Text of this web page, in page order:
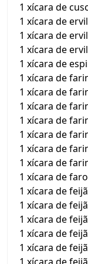
1 xícara de
1 xícara de
1 xícara de
1 xícara de
1 xícara de
1 xícara de
1 xícara de
1 xícara de
1 xícara de
1 xícara de
1 xícara de
1 xícara de
1 xícara de
1 xícara de
1 xícara de
1 xícara de
1 xícara de
1 xícara de